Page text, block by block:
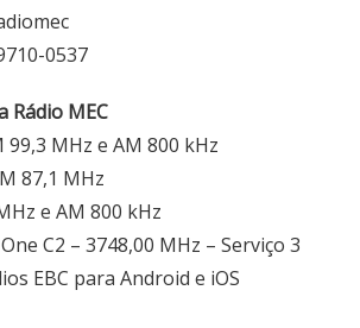
0537
Rádio MEC
99,3 MHz e AM 800 kHz
87,1 MHz
e AM 800 kHz
C2 – 3748,00 MHz – Serviço 3
EBC para Android e iOS